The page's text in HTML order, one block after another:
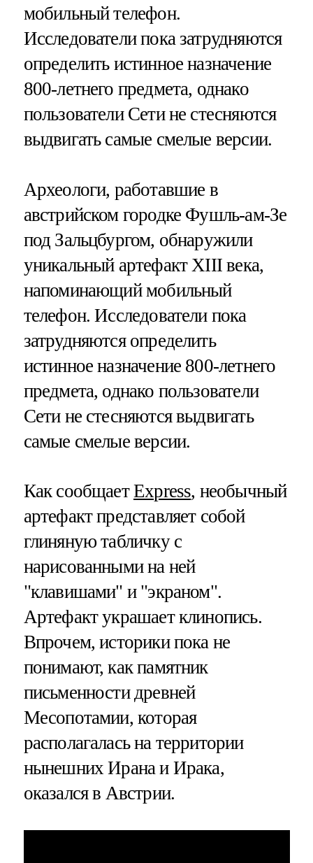
мобильный телефон.
Исследователи пока затрудняются
определить истинное назначение
800-летнего предмета, однако
пользователи Сети не стесняются
выдвигать самые смелые версии.
Археологи, работавшие в
австрийском городке Фушль-ам-Зе
под Зальцбургом, обнаружили
уникальный артефакт XIII века,
напоминающий мобильный
телефон. Исследователи пока
затрудняются определить
истинное назначение 800-летнего
предмета, однако пользователи
Сети не стесняются выдвигать
самые смелые версии.
Как сообщаетExpress, необычный
артефакт представляет собой
глиняную табличку с
нарисованными на ней
"клавишами" и "экраном".
Артефакт украшает клинопись.
Впрочем, историки пока не
понимают, как памятник
письменности древней
Месопотамии, которая
располагалась на территории
нынешних Ирана и Ирака,
оказался в Австрии.